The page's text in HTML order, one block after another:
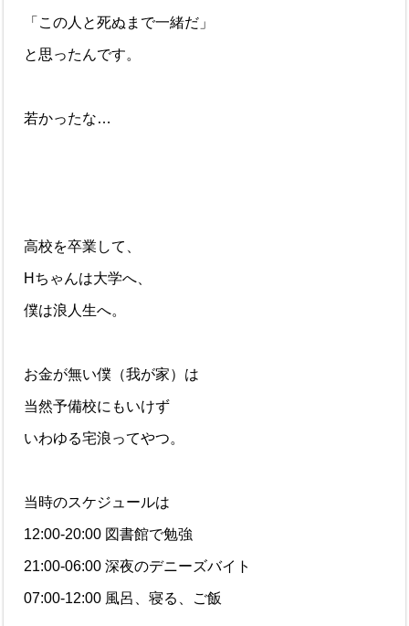
「この人と死ぬまで一緒だ」
と思ったんです。
若かったな…
高校を卒業して、
Hちゃんは大学へ、
僕は浪人生へ。
お金が無い僕（我が家）は
当然予備校にもいけず
いわゆる宅浪ってやつ。
当時のスケジュールは
12:00-20:00 図書館で勉強
21:00-06:00 深夜のデニーズバイト
07:00-12:00 風呂、寝る、ご飯